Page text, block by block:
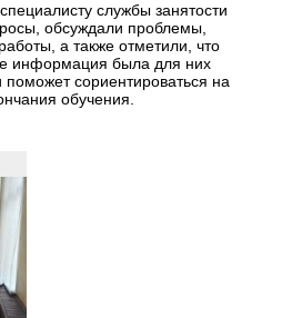
службы занятости
обсуждали проблемы,
а также отметили, что
информация была для них
поможет сориентироваться на
обучения.